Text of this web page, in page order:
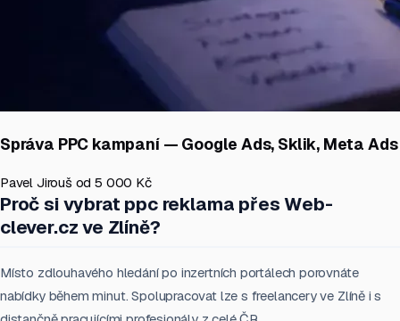
Správa PPC kampaní — Google Ads, Sklik, Meta Ads
Pavel Jirouš od 5 000 Kč
Proč si vybrat ppc reklama přes Web-
clever.cz ve Zlíně?
Místo zdlouhavého hledání po inzertních portálech porovnáte
nabídky během minut. Spolupracovat lze s freelancery ve Zlíně i s